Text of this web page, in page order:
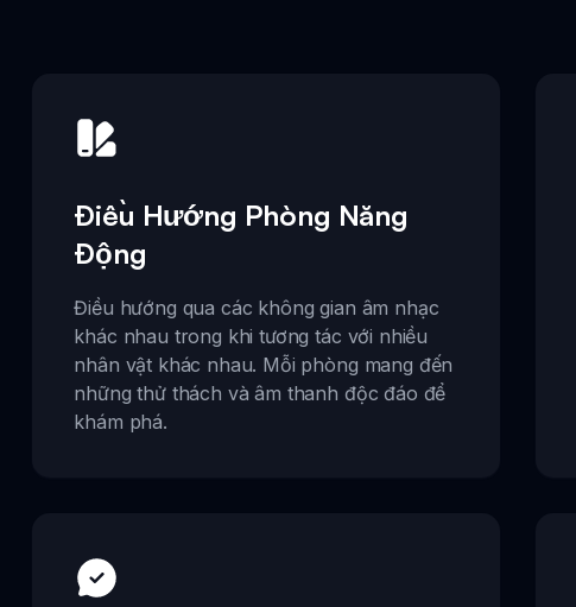
Điều Hướng Phòng Năng
Động
Điều hướng qua các không gian âm nhạc
khác nhau trong khi tương tác với nhiều
nhân vật khác nhau. Mỗi phòng mang đến
những thử thách và âm thanh độc đáo để
khám phá.